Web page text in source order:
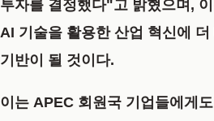
투자를 결정했다"고 밝혔으며,
AI 기술을 활용한 산업 혁신에
기반이 될 것이다.
이는 APEC 회원국 기업들에게